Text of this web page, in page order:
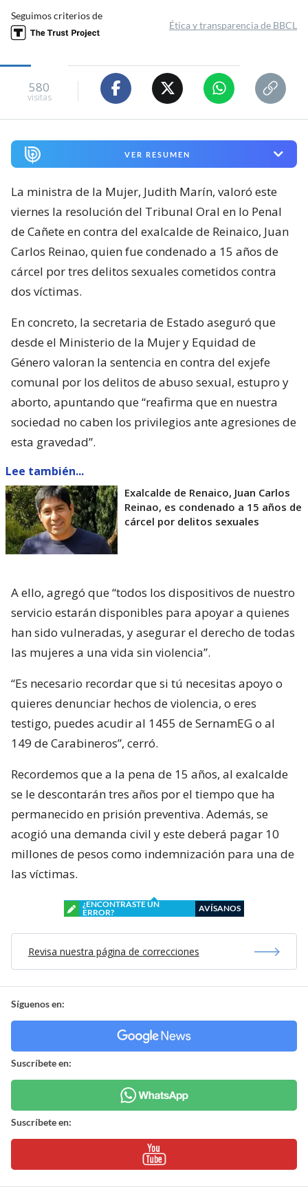
Seguimos criterios de
Ética y transparencia de BBCL
580
visitas
VER RESUMEN
La ministra de la Mujer, Judith Marín, valoró este
viernes la resolución del Tribunal Oral en lo Penal
de Cañete en contra del exalcalde de Reinaico, Juan
Carlos Reinao, quien fue condenado a 15 años de
cárcel por tres delitos sexuales cometidos contra
dos víctimas.
En concreto, la secretaria de Estado aseguró que
desde el Ministerio de la Mujer y Equidad de
Género valoran la sentencia en contra del exjefe
comunal por los delitos de abuso sexual, estupro y
aborto, apuntando que “reafirma que en nuestra
sociedad no caben los privilegios ante agresiones de
esta gravedad”.
Lee también...
Exalcalde de Renaico, Juan Carlos
Reinao, es condenado a 15 años de
cárcel por delitos sexuales
A ello, agregó que “todos los dispositivos de nuestro
servicio estarán disponibles para apoyar a quienes
han sido vulneradas, y asegurar el derecho de todas
las mujeres a una vida sin violencia”.
“Es necesario recordar que si tú necesitas apoyo o
quieres denunciar hechos de violencia, o eres
testigo, puedes acudir al 1455 de SernamEG o al
149 de Carabineros”, cerró.
Recordemos que a la pena de 15 años, al exalcalde
se le descontarán tres años por el tiempo que ha
permanecido en prisión preventiva. Además, se
acogió una demanda civil y este deberá pagar 10
millones de pesos como indemnización para una de
las víctimas.
¿ENCONTRASTE UN
ERROR?
AVÍSANOS
Revisa nuestra página de correcciones
Síguenos en:
Suscríbete en:
Suscríbete en: